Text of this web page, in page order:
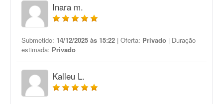
Inara m.
Submetido: 14/12/2025 às 15:22 | Oferta: Privado | Duração
estimada: Privado
Kalleu L.